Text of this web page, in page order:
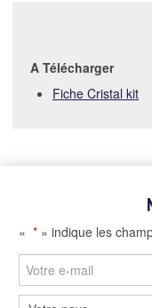
A Télécharger
Fiche Cristal kit
« *» indique les